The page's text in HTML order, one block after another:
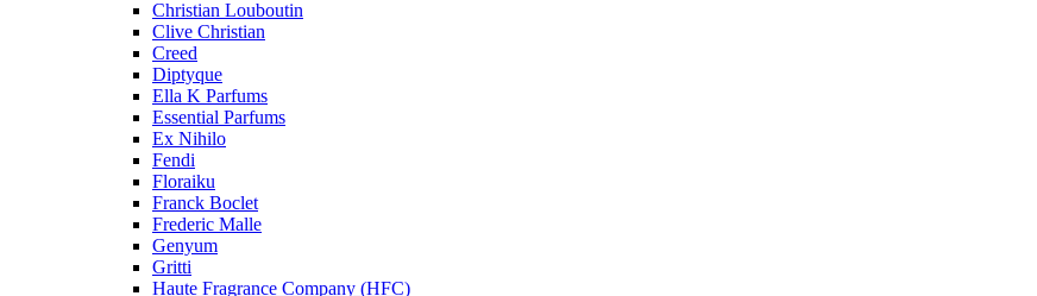
Christian Louboutin
Clive Christian
Creed
Diptyque
Ella K Parfums
Essential Parfums
Ex Nihilo
Fendi
Floraiku
Franck Boclet
Frederic Malle
Genyum
Gritti
Haute Fragrance Company (HFC)